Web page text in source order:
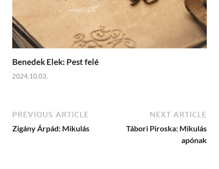
Benedek Elek: Pest felé
2024.10.03.
PREVIOUS ARTICLE
Zigány Árpád: Mikulás
NEXT ARTICLE
Tábori Piroska: Mikulás
apónak